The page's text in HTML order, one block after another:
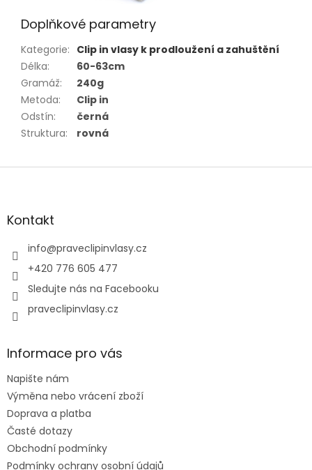
Doplňkové parametry
Kategorie: Clip in vlasy k prodloužení a zahuštění
Délka:
60-63cm
Gramáž:
240g
Metoda:
Clip in
Odstín:
černá
Struktura: rovná
Z
aKontakt
info@praveclipinvlasy.cz
+420 776 605 477
Sledujte nás na Facebooku
praveclipinvlasy.cz
Informace pro vás
Napište nám
Výměna nebo vrácení zboží
Doprava a platba
Časté dotazy
Obchodní podmínky
Podmínky ochrany osobní údajů